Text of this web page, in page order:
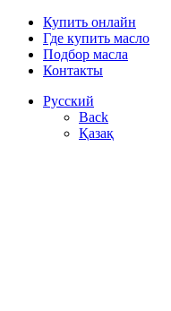
Купить онлайн
Где купить масло
Подбор масла
Контакты
Русский
Back
Қазақ